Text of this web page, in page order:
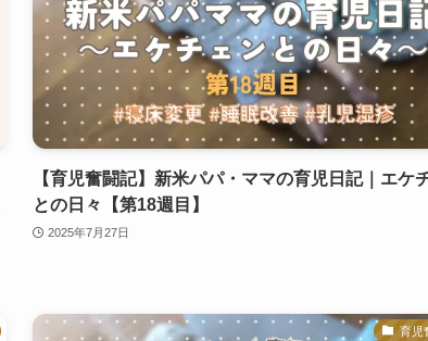
【育児奮闘記】新米パパ・ママの育児日記｜エケ
との日々【第18週目】
2025年7月27日
育児